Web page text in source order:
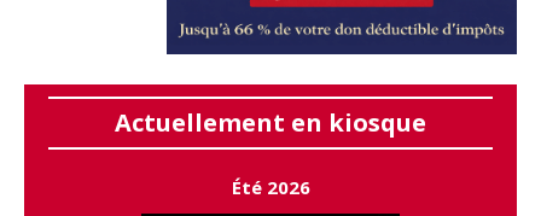
Actuellement en kiosque
Été 2026